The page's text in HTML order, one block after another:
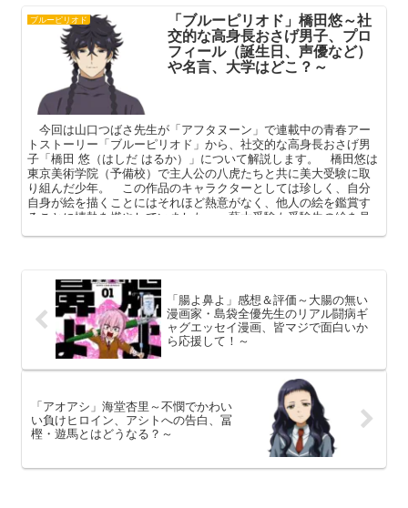
ます。
ブルーピリオド 「ブルーピリオド」橋田悠～社
交的な高身長おさげ男子、プロ
フィール（誕生日、声優など）
や名言、大学はどこ？～
今回は山口つばさ先生が「アフタヌーン」で連載中の青春アー
トストーリー「ブルーピリオド」から、社交的な高身長おさげ男
子「橋田 悠（はしだ はるか）」について解説します。 橋田悠は
東京美術学院（予備校）で主人公の八虎たちと共に美大受験に取
り組んだ少年。 この作品のキャラクターとしては珍しく、自分
自身が絵を描くことにはそれほど熱意がなく、他人の絵を鑑賞す
ることに情熱を燃やしていました。 藝大受験も受験生の絵を見
「腸よ鼻よ」感想＆評価～大腸の無い
漫画家・島袋全優先生のリアル闘病ギ
ャグエッセイ漫画、皆マジで面白いか
ら応援して！～
「アオアシ」海堂杏里～不憫でかわい
い負けヒロイン、アシトへの告白、冨
樫・遊馬とはどうなる？～